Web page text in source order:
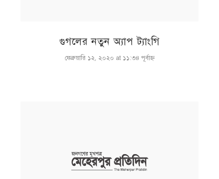
গুগলের নতুন অ্যাপ ট্যাংগি
ফেব্রুয়ারি ১২, ২০২০ at ১১:৩৪ পূর্বাহ্ণ